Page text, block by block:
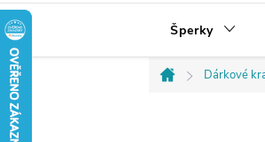
Šperky
Domů
Dárkové